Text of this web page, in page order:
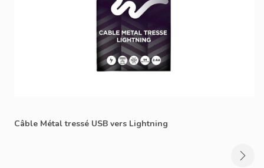
Câble Métal tressé USB vers Lightning